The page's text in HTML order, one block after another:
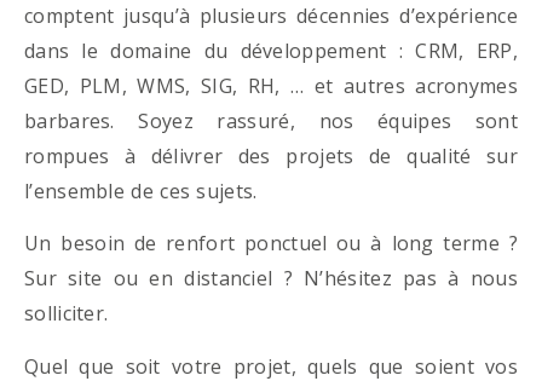
comptent jusqu’à plusieurs décennies d’expérience
dans le domaine du développement : CRM, ERP,
GED, PLM, WMS, SIG, RH, … et autres acronymes
barbares. Soyez rassuré, nos équipes sont
rompues à délivrer des projets de qualité sur
l’ensemble de ces sujets.
Un besoin de renfort ponctuel ou à long terme ?
Sur site ou en distanciel ? N’hésitez pas à nous
solliciter.
Quel que soit votre projet, quels que soient vos